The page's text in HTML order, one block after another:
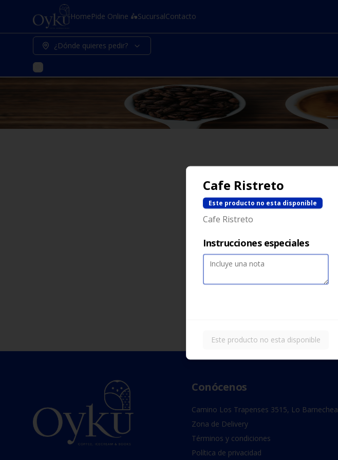
HomePide Online 🛵SucursalContacto
¿Dónde quieres pedir?
Conócenos
Camino Los Trapenses 3515, Lo Barnechea
Zona de Delivery
Términos y condiciones
Política de privacidad
Cafe Ristreto
Este producto no esta disponible
Cafe Ristreto
Instrucciones especiales
Este producto no esta disponible